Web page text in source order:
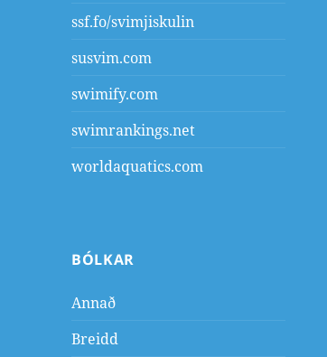
ssf.fo/svimjiskulin
susvim.com
swimify.com
swimrankings.net
worldaquatics.com
BÓLKAR
Annað
Breidd